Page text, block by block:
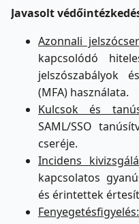
Javasolt
Azonnali
kapcsolódó
jelszószabályok
(MFA) használata.
Kulcsok és
SAML/SSO
cseréje.
Incidens
kapcsolatos
és érintettek
Fenyegetésfigyelés: